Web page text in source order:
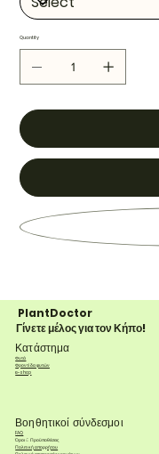
Quantity
PlantDoctor
Γίνετε μέλος για τον Κήπο!
Κατάστημα
Φυτά
Φροντίδα φυτών
e-shop
Βοηθητικοί σύνδεσμοι
FAQ
Όροι & Προϋποθέσεις
Πολιτική απορρήτου